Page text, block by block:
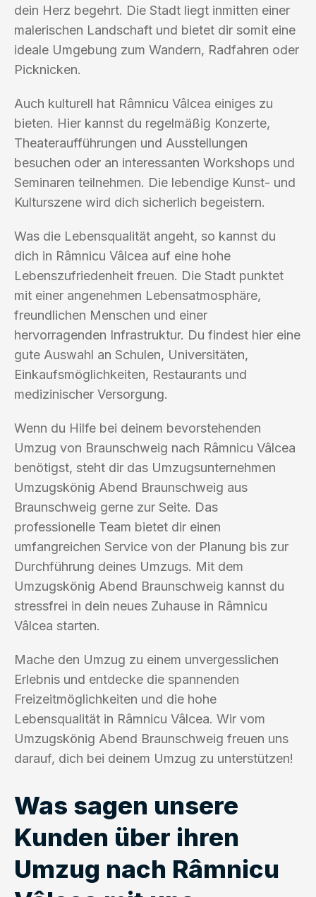
dein Herz begehrt. Die Stadt liegt inmitten einer
malerischen Landschaft und bietet dir somit eine
ideale Umgebung zum Wandern, Radfahren oder
Picknicken.
Auch kulturell hat Râmnicu Vâlcea einiges zu
bieten. Hier kannst du regelmäßig Konzerte,
Theateraufführungen und Ausstellungen
besuchen oder an interessanten Workshops und
Seminaren teilnehmen. Die lebendige Kunst- und
Kulturszene wird dich sicherlich begeistern.
Was die Lebensqualität angeht, so kannst du
dich in Râmnicu Vâlcea auf eine hohe
Lebenszufriedenheit freuen. Die Stadt punktet
mit einer angenehmen Lebensatmosphäre,
freundlichen Menschen und einer
hervorragenden Infrastruktur. Du findest hier eine
gute Auswahl an Schulen, Universitäten,
Einkaufsmöglichkeiten, Restaurants und
medizinischer Versorgung.
Wenn du Hilfe bei deinem bevorstehenden
Umzug von Braunschweig nach Râmnicu Vâlcea
benötigst, steht dir das Umzugsunternehmen
Umzugskönig Abend Braunschweig aus
Braunschweig gerne zur Seite. Das
professionelle Team bietet dir einen
umfangreichen Service von der Planung bis zur
Durchführung deines Umzugs. Mit dem
Umzugskönig Abend Braunschweig kannst du
stressfrei in dein neues Zuhause in Râmnicu
Vâlcea starten.
Mache den Umzug zu einem unvergesslichen
Erlebnis und entdecke die spannenden
Freizeitmöglichkeiten und die hohe
Lebensqualität in Râmnicu Vâlcea. Wir vom
Umzugskönig Abend Braunschweig freuen uns
darauf, dich bei deinem Umzug zu unterstützen!
Was sagen unsere
Kunden über ihren
Umzug nach Râmnicu